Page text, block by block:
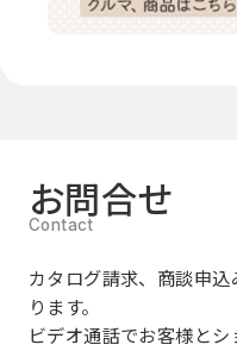
お問合せ
カタログ請求、商談申
ります。
ビデオ通話でお客様と